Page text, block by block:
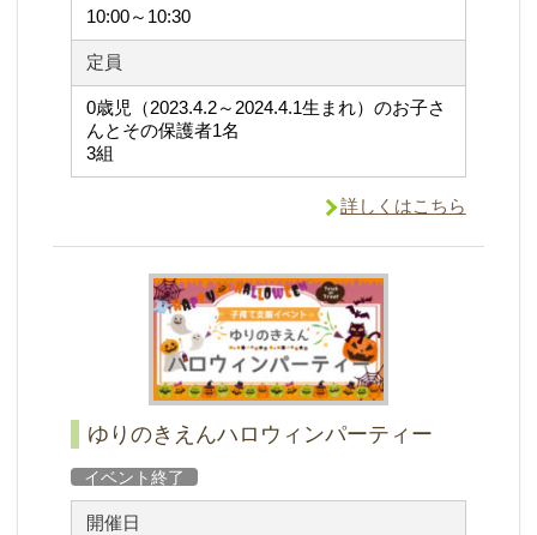
10:00～10:30
定員
0歳児（2023.4.2～2024.4.1生まれ）のお子さ
んとその保護者1名
3組
詳しくはこちら
ゆりのきえんハロウィンパーティー
イベント終了
開催日